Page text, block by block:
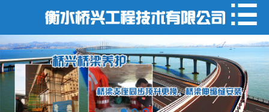
网站首页
关于我们
产品中心
新闻中心